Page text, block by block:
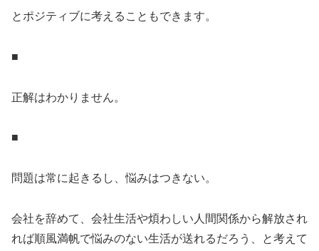
とポジティブに考えることもできます。
■
正解はわかりません。
■
問題は常に起きるし、悩みはつきない。
会社を辞めて、会社生活や煩わしい人間関係から解放され
れば順風満帆で悩みのない生活が送れるだろう、と考えて